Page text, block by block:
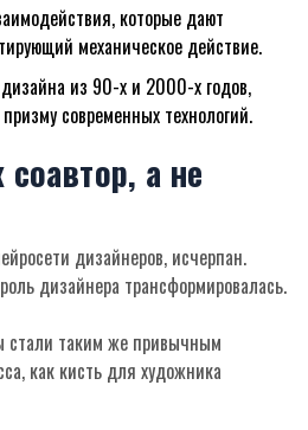
которые дают
механическое действие.
из 90-х и 2000-х годов,
современных технологий.
а не
дизайнеров, исчерпан.
дизайнера трансформировалась.
стали таким же привычным
как кисть для художника